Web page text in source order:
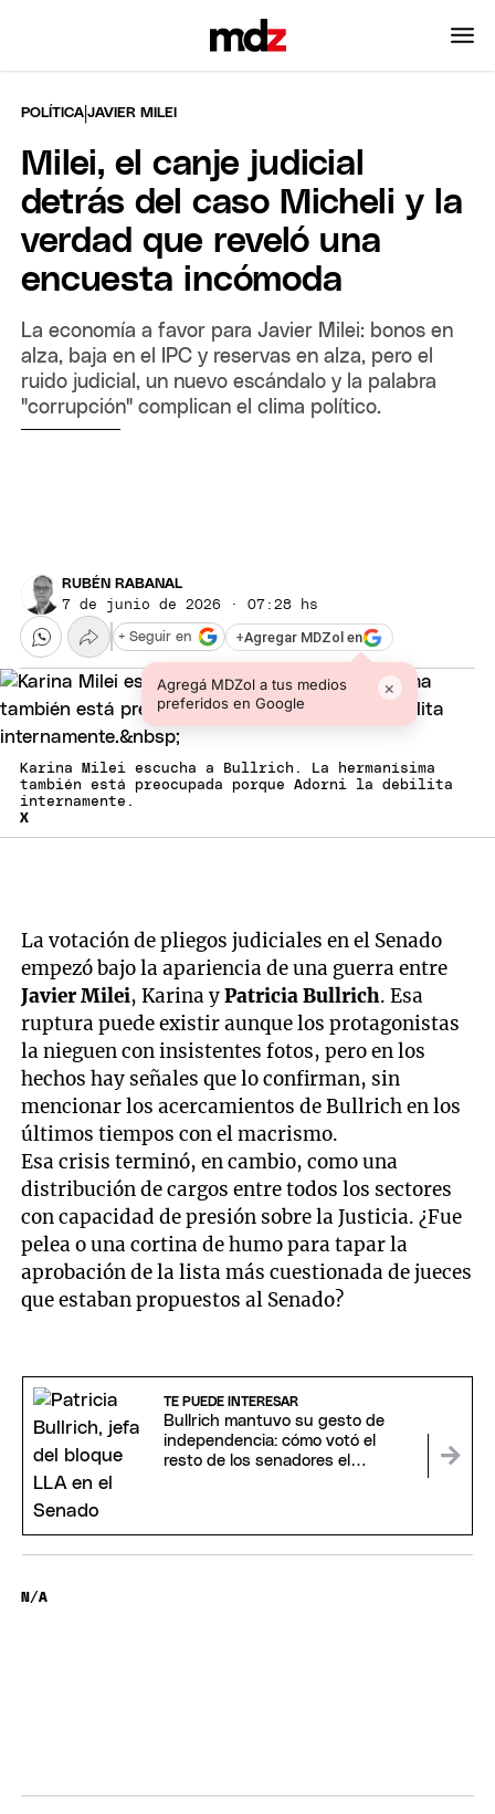
POLÍTICA |JAVIER MILEI
Milei, el canje judicial
detrás del caso Micheli y la
verdad que reveló una
encuesta incómoda
La economía a favor para Javier Milei: bonos en
alza, baja en el IPC y reservas en alza, pero el
ruido judicial, un nuevo escándalo y la palabra
"corrupción" complican el clima político.
RUBÉN RABANAL
7 de junio de 2026 · 07:28 hs
+Agregar MDZol en
Agregá MDZol a tus medios
preferidos en Google
×
+ Seguir en
Karina Milei escucha a Bullrich. La hermanísima
también está preocupada porque Adorni la debilita
internamente.
X
La votación de pliegos judiciales en el Senado
empezó bajo la apariencia de una guerra entre
Javier Milei, Karina yPatricia Bullrich. Esa
ruptura puede existir aunque los protagonistas
la nieguen con insistentes fotos, pero en los
hechos hay señales que lo confirman, sin
mencionar los acercamientos de Bullrich en los
últimos tiempos con el macrismo.
Esa crisis terminó, en cambio, como una
distribución de cargos entre todos los sectores
con capacidad de presión sobre la Justicia. ¿Fue
pelea o una cortina de humo para tapar la
aprobación de la lista más cuestionada de jueces
que estaban propuestos al Senado?
TE PUEDE INTERESAR
Bullrich mantuvo su gesto de
independencia: cómo votó el
resto de los senadores el
N/A